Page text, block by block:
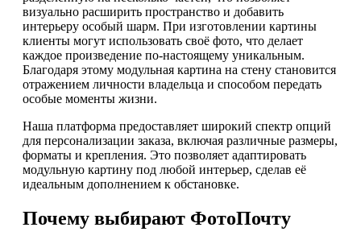
визуально расширить пространство и добавить
интерьеру особый шарм. При изготовлении картины
клиенты могут использовать своё фото, что делает
каждое произведение по-настоящему уникальным.
Благодаря этому модульная картина на стену становится
отражением личности владельца и способом передать
особые моменты жизни.
Наша платформа предоставляет широкий спектр опций
для персонализации заказа, включая различные размеры,
форматы и крепления. Это позволяет адаптировать
модульную картину под любой интерьер, сделав её
идеальным дополнением к обстановке.
Почему выбирают ФотоПочту